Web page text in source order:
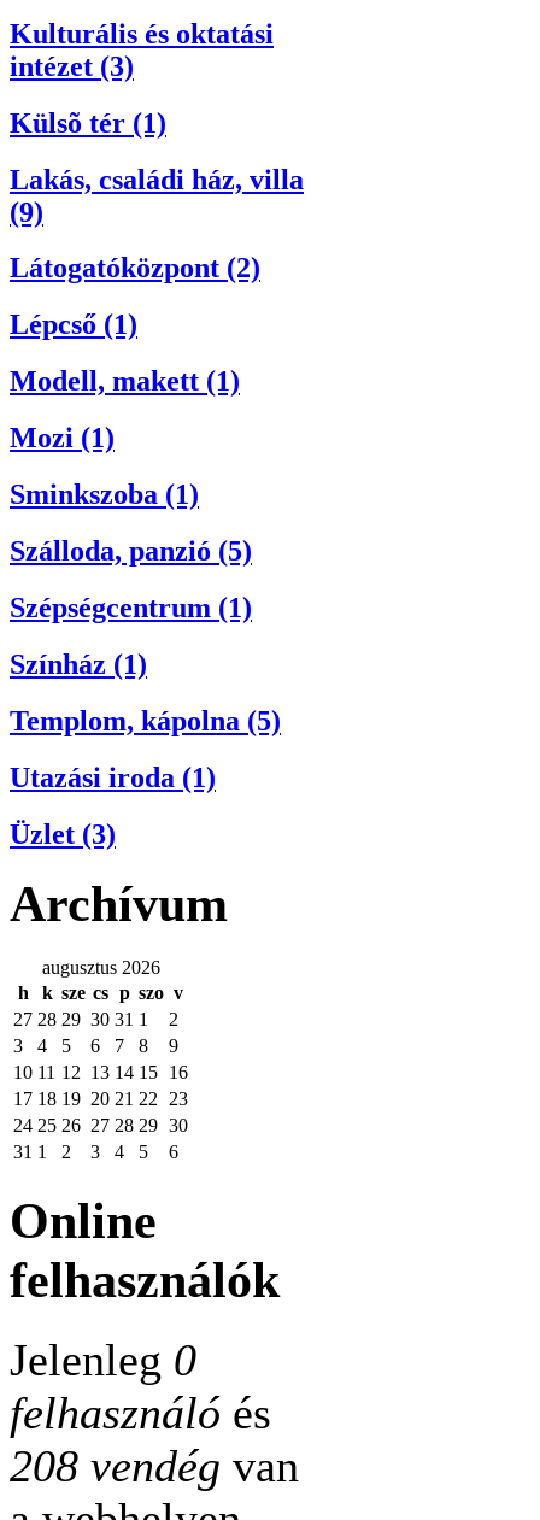
Kulturális és oktatási
intézet (3)
Külsõ tér (1)
Lakás, családi ház, villa
(9)
Látogatóközpont (2)
Lépcső (1)
Modell, makett (1)
Mozi (1)
Sminkszoba (1)
Szálloda, panzió (5)
Szépségcentrum (1)
Színház (1)
Templom, kápolna (5)
Utazási iroda (1)
Üzlet (3)
Archívum
augusztus 2026
h
k sze cs p szo v
27 28 29 30 31 1
2
3
4 5 6 7 8
9
10 11 12 13 14 15 16
17 18 19 20 21 22
23
24 25 26 27 28 29 30
31 1 2 3 4 5 6
Online
felhasználók
Jelenleg 0
felhasználó és
208 vendég van